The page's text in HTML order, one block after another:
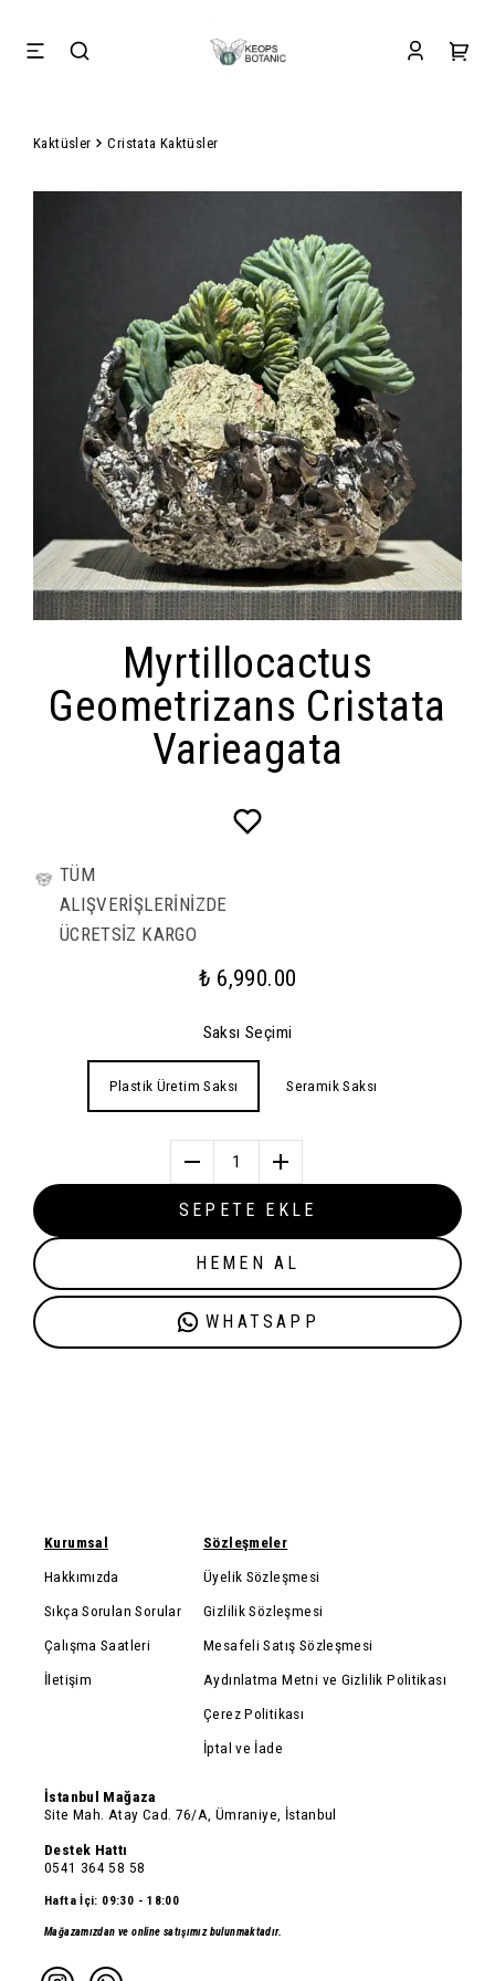
Kaktüsler Cristata Kaktüsler
Myrtillocactus
Geometrizans Cristata
Varieagata
TÜM
ALIŞVERİŞLERİNİZDE
ÜCRETSİZ KARGO
₺ 6,990.00
Saksı Seçimi
Plastik Üretim Saksı Seramik Saksı
1
SEPETE EKLE
HEMEN AL
WHATSAPP
Kurumsal
Hakkımızda
Sıkça Sorulan Sorular
Çalışma Saatleri
İletişim
Sözleşmeler
Üyelik Sözleşmesi
Gizlilik Sözleşmesi
Mesafeli Satış Sözleşmesi
Aydınlatma Metni ve Gizlilik Politikası
Çerez Politikası
İptal ve İade
İstanbul Mağaza
Site Mah. Atay Cad. 76/A, Ümraniye, İstanbul
Destek Hattı
0541 364 58 58
Hafta İçi: 09:30 - 18:00
Mağazamızdan ve online satışımız bulunmaktadır.